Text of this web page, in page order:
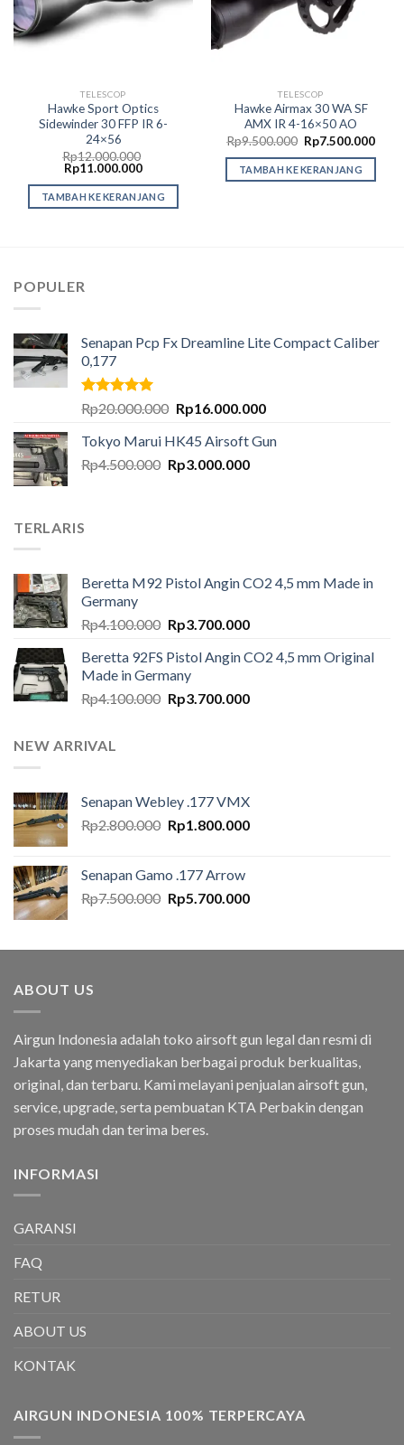
TELESCOP
Hawke Sport Optics
Sidewinder 30 FFP IR 6-
24×56
Rp12.000.000
Harga
aslinya
adalah:
Rp12.000.000.
Rp11.000.000Harga
ini
adalah:
TAMBAH KE KERANJANG
TELESCOP
Hawke Airmax 30 WA SF
AMX IR 4-16×50 AO
Rp9.500.000 Harga
aslinya
adalah:
Rp9.500.000.
Rp7.500.000
TAMBAH KE KERANJANG
POPULER
Senapan Pcp Fx Dreamline Lite Compact Caliber
0,177
Dinilai5.00
dari 5
Rp20.000.000 Harga
adalah:
Rp20.000.000.
Rp16.000.000Harga
ini
Tokyo Marui HK45 Airsoft Gun
Rp4.500.000 Harga
Rp3.000.000Harga
TERLARIS
Beretta M92 Pistol Angin CO2 4,5 mm Made in
Germany
Rp4.100.000 Harga
adalah:
Rp4.100.000.
Rp3.700.000Harga
ini
Rp3.700.000.
Beretta 92FS Pistol Angin CO2 4,5 mm Original
Made in Germany
Rp4.100.000 Harga
Rp3.700.000Harga
NEW ARRIVAL
Senapan Webley .177 VMX
Rp2.800.000 Harga
Rp2.800.000.
Rp1.800.000Harga
Rp1.800.000.
Senapan Gamo .177 Arrow
Rp7.500.000 Harga
Rp7.500.000.
Rp5.700.000Harga
adalah:
ABOUT US
Airgun Indonesia adalah toko airsoft gun legal dan resmi di
Jakarta yang menyediakan berbagai produk berkualitas,
original, dan terbaru. Kami melayani penjualan airsoft gun,
service, upgrade, serta pembuatan KTA Perbakin dengan
proses mudah dan terima beres.
INFORMASI
GARANSI
FAQ
RETUR
ABOUT US
KONTAK
AIRGUN INDONESIA 100% TERPERCAYA